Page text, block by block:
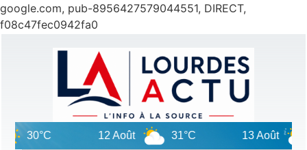
google.com, pub-8956427579044551, DIRECT,
f08c47fec0942fa0
30°C 12 Août 31°C 13 Août